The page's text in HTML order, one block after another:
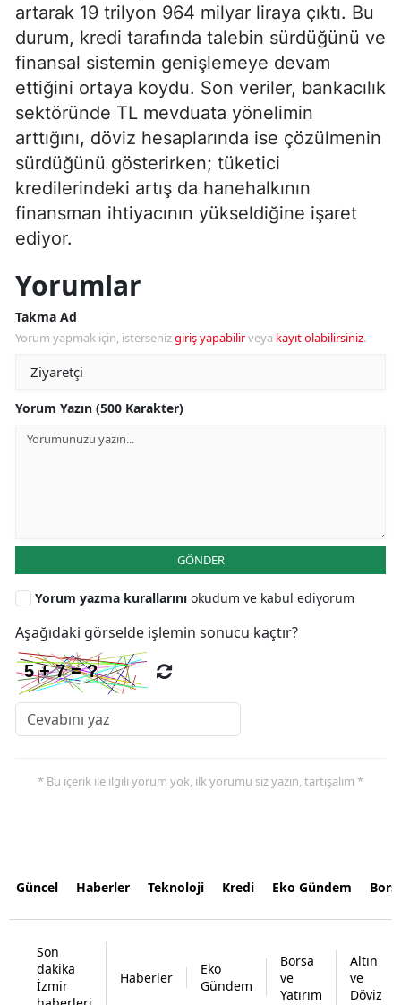
artarak 19 trilyon 964 milyar liraya çıktı. Bu
durum, kredi tarafında talebin sürdüğünü ve
finansal sistemin genişlemeye devam
ettiğini ortaya koydu. Son veriler, bankacılık
sektöründe TL mevduata yönelimin
arttığını, döviz hesaplarında ise çözülmenin
sürdüğünü gösterirken; tüketici
kredilerindeki artış da hanehalkının
finansman ihtiyacının yükseldiğine işaret
ediyor.
Yorumlar
Takma Ad
Yorum yapmak için, istersenizgiriş yapabilirveya kayıt olabilirsiniz.
Yorum Yazın (500 Karakter)
GÖNDER
Yorum yazma kurallarını okudum ve kabul ediyorum
Aşağıdaki görselde işlemin sonucu kaçtır?
* Bu içerik ile ilgili yorum yok, ilk yorumu siz yazın, tartışalım *
Güncel Haberler Teknoloji Kredi Eko Gündem
Son
dakika
İzmir
Haberler
Eko
Gündem
Borsa
ve
Yatırım
Altın
ve
Döviz